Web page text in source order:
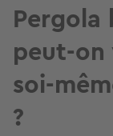
peut-on
soi-
?